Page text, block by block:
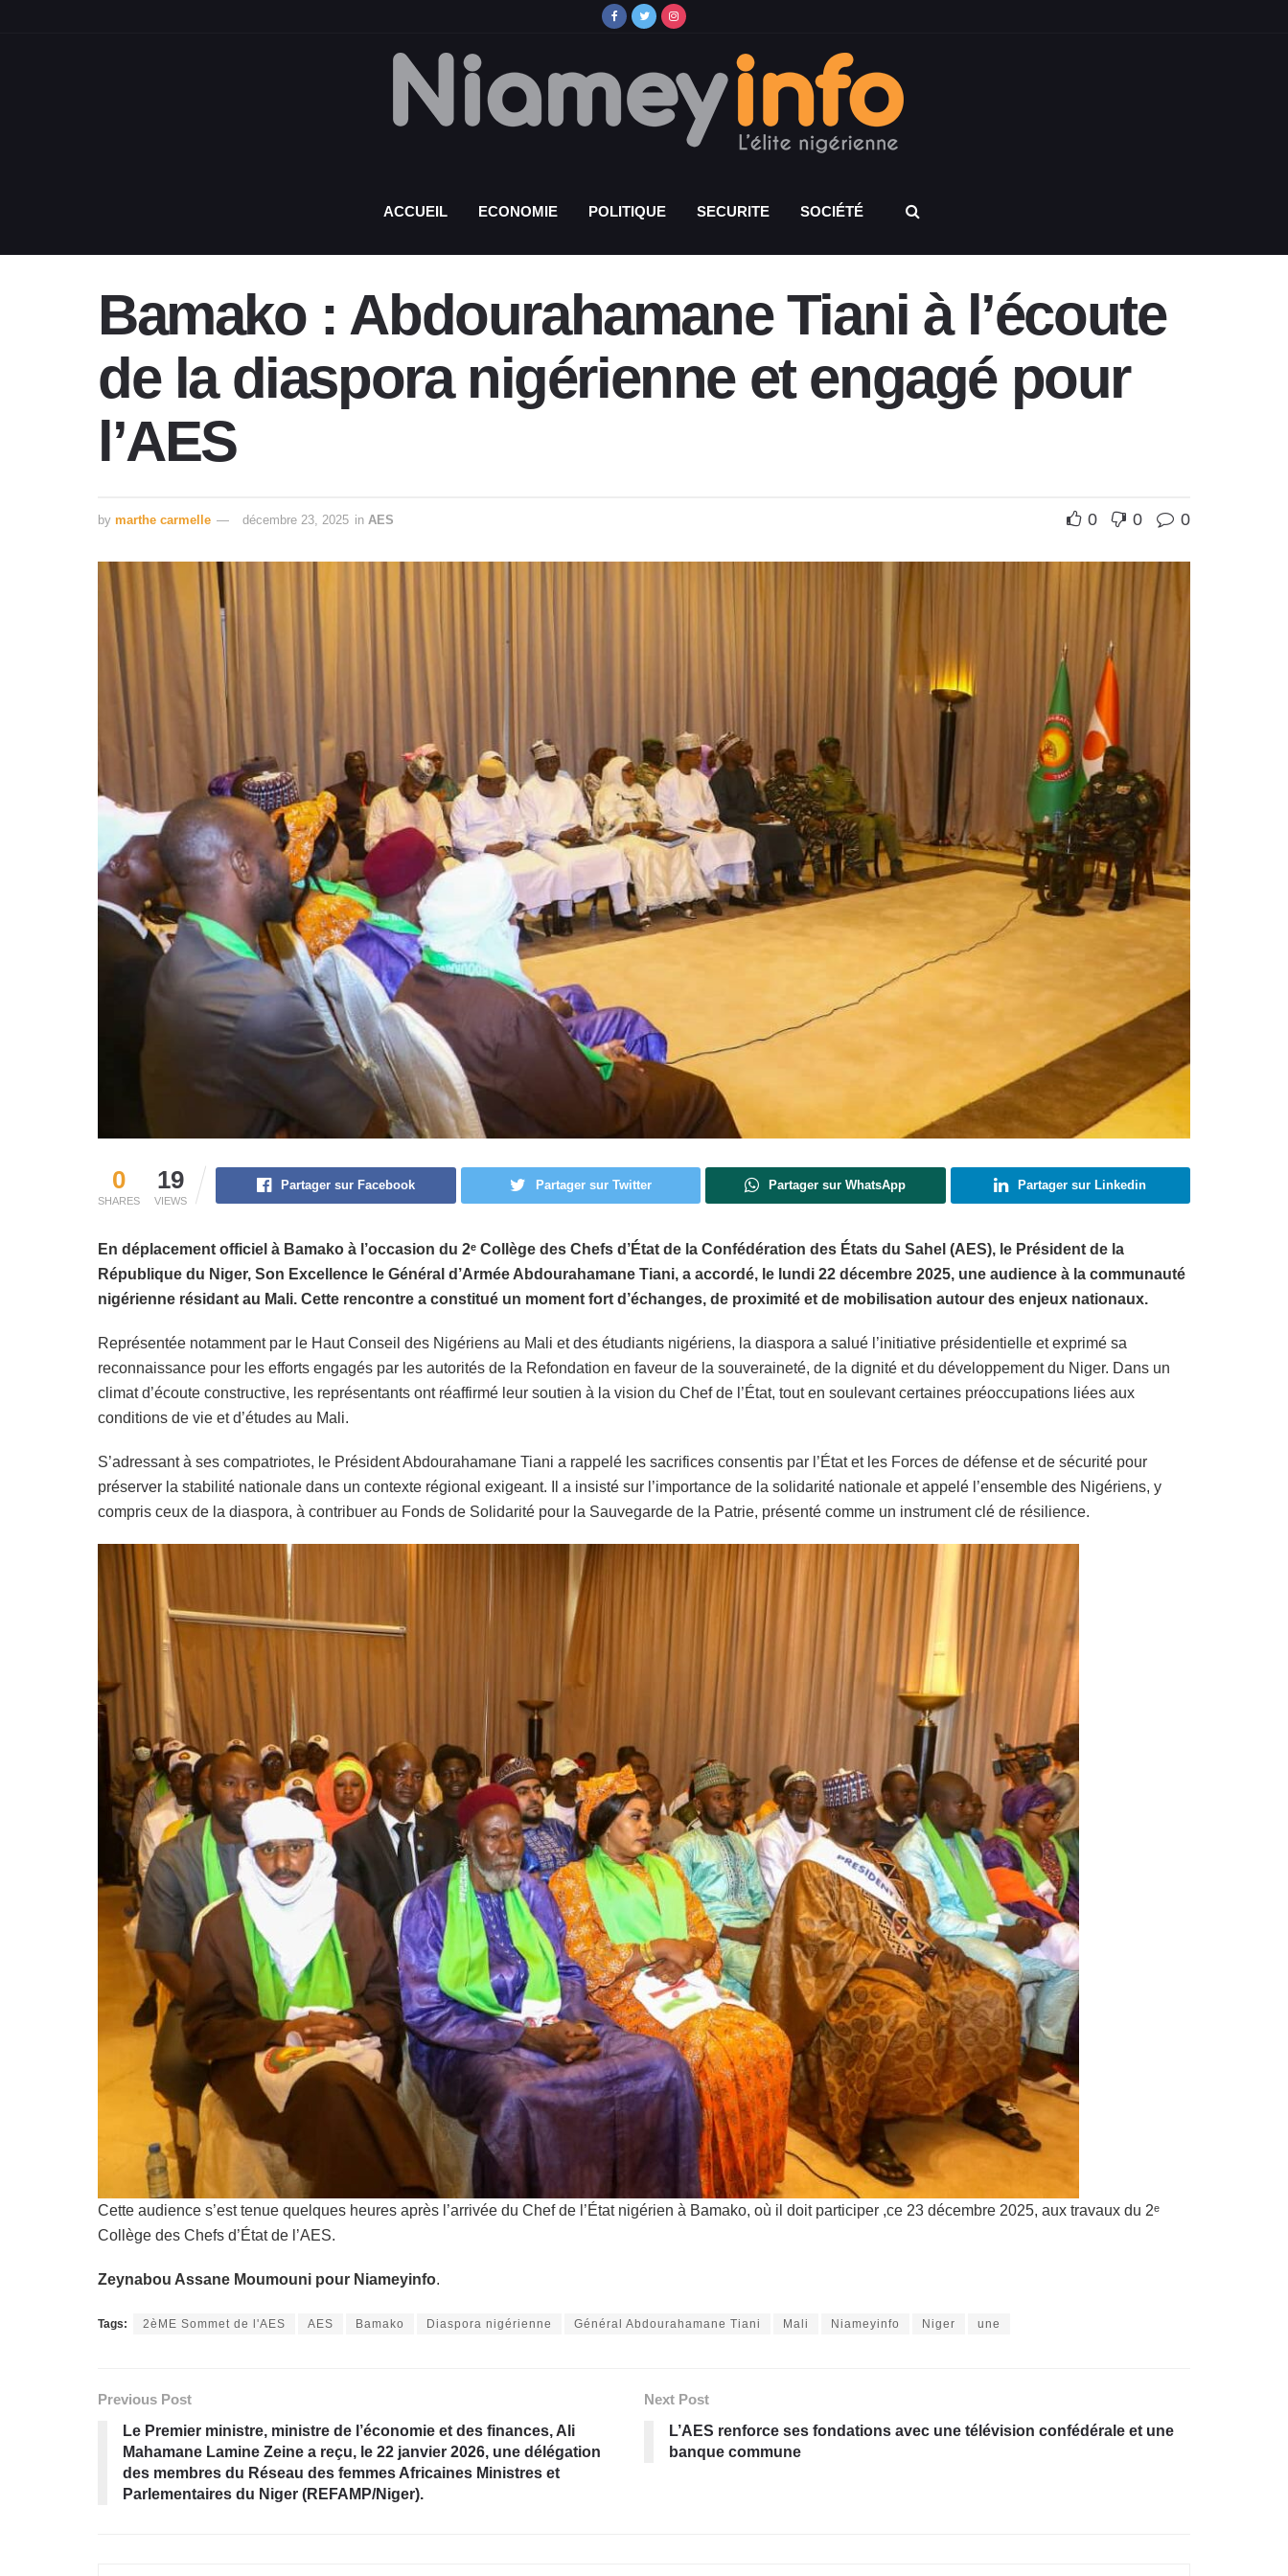
ACCUEIL ECONOMIE POLITIQUE SECURITE SOCIÉTÉ
Bamako : Abdourahamane Tiani à l’écoute
de la diaspora nigérienne et engagé pour
l’AES
by marthe carmelle décembre 23, 2025 in AES 0 0 0
0
SHARES
19
VIEWS
Partager sur Facebook Partager sur Twitter Partager sur WhatsApp Partager sur Linkedin
En déplacement officiel à Bamako à l’occasion du 2ᵉ Collège des Chefs d’État de la Confédération des États du Sahel (AES), le Président de la
République du Niger, Son Excellence le Général d’Armée Abdourahamane Tiani, a accordé, le lundi 22 décembre 2025, une audience à la communauté
nigérienne résidant au Mali. Cette rencontre a constitué un moment fort d’échanges, de proximité et de mobilisation autour des enjeux nationaux.
Représentée notamment par le Haut Conseil des Nigériens au Mali et des étudiants nigériens, la diaspora a salué l’initiative présidentielle et exprimé sa
reconnaissance pour les efforts engagés par les autorités de la Refondation en faveur de la souveraineté, de la dignité et du développement du Niger. Dans un
climat d’écoute constructive, les représentants ont réaffirmé leur soutien à la vision du Chef de l’État, tout en soulevant certaines préoccupations liées aux
conditions de vie et d’études au Mali.
S’adressant à ses compatriotes, le Président Abdourahamane Tiani a rappelé les sacrifices consentis par l’État et les Forces de défense et de sécurité pour
préserver la stabilité nationale dans un contexte régional exigeant. Il a insisté sur l’importance de la solidarité nationale et appelé l’ensemble des Nigériens, y
compris ceux de la diaspora, à contribuer au Fonds de Solidarité pour la Sauvegarde de la Patrie, présenté comme un instrument clé de résilience.
Cette audience s’est tenue quelques heures après l’arrivée du Chef de l’État nigérien à Bamako, où il doit participer ,ce 23 décembre 2025, aux travaux du 2ᵉ
Collège des Chefs d’État de l’AES.
Zeynabou Assane Moumouni pour Niameyinfo.
Tags: 2èME Sommet de l'AES AES Bamako Diaspora nigérienne Général Abdourahamane Tiani Mali Niameyinfo Niger une
Previous Post
Le Premier ministre, ministre de l’économie et des finances, Ali
Mahamane Lamine Zeine a reçu, le 22 janvier 2026, une délégation
des membres du Réseau des femmes Africaines Ministres et
Parlementaires du Niger (REFAMP/Niger).
Next Post
L’AES renforce ses fondations avec une télévision confédérale et une
banque commune